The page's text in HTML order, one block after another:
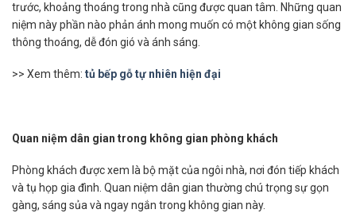
trước, khoảng thoáng trong nhà cũng được quan tâm. Những quan
niệm này phần nào phản ánh mong muốn có một không gian sống
thông thoáng, dễ đón gió và ánh sáng.
>> Xem thêm: tủ bếp gỗ tự nhiên hiện đại
Quan niệm dân gian trong không gian phòng khách
Phòng khách được xem là bộ mặt của ngôi nhà, nơi đón tiếp khách
và tụ họp gia đình. Quan niệm dân gian thường chú trọng sự gọn
gàng, sáng sủa và ngay ngắn trong không gian này.